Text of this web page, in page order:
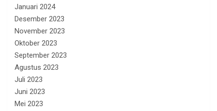
Januari 2024
Desember 2023
November 2023
Oktober 2023
September 2023
Agustus 2023
Juli 2023
Juni 2023
Mei 2023